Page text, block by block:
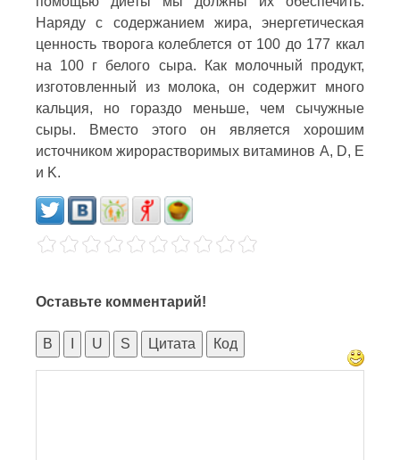
Наряду с содержанием жира, энергетическая
ценность творога колеблется от 100 до 177 ккал
на 100 г белого сыра. Как молочный продукт,
изготовленный из молока, он содержит много
кальция, но гораздо меньше, чем сычужные
сыры. Вместо этого он является хорошим
источником жирорастворимых витаминов A, D, E
и K.
Оставьте комментарий!
B U S Цитата Код